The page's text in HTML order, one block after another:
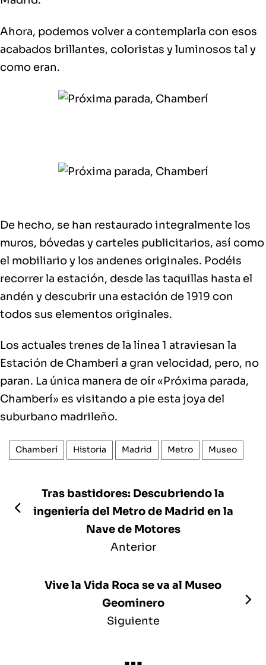
Ahora, podemos volver a contemplarla con esos
acabados brillantes, coloristas y luminosos tal y
como eran.
De hecho, se han restaurado integralmente los
muros, bóvedas y carteles publicitarios, así como
el mobiliario y los andenes originales. Podéis
recorrer la estación, desde las taquillas hasta el
andén y descubrir una estación de 1919 con
todos sus elementos originales.
Los actuales trenes de la línea 1 atraviesan la
Estación de Chamberí a gran velocidad, pero, no
paran. La única manera de oír «Próxima parada,
Chamberí» es visitando a pie esta joya del
suburbano madrileño.
Chamberí Historia Madrid Metro Museo
Tras bastidores: Descubriendo la
ingeniería del Metro de Madrid en la
Nave de Motores
Anterior
Vive la Vida Roca se va al Museo
Geominero
Siguiente